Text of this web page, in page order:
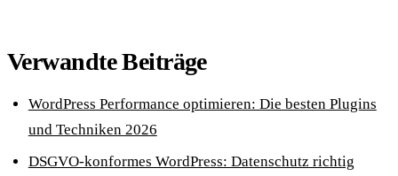
Verwandte Beiträge
WordPress Performance optimieren: Die besten Plugins
und Techniken 2026
DSGVO-konformes WordPress: Datenschutz richtig